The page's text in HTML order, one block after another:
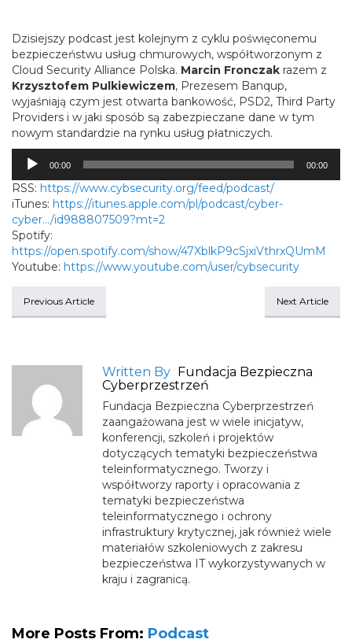
Dzisiejszy podcast jest kolejnym z cyklu poświęconemu
bezpieczeństwu usług chmurowych, współtworzonym z
Cloud Security Alliance Polska. Marcin Fronczak razem z
Krzysztofem Pulkiewiczem, Prezesem Banqup,
wyjaśniają czym jest otwarta bankowość, PSD2, Third Party
Providers i w jaki sposób są zabezpieczane dane w tym
nowym standardzie na rynku usług płatniczych.
Odtwarzacz
plików
dźwiękowych
00:00 00:00
RSS: https://www.cybsecurity.org/feed/podcast/
iTunes: https://itunes.apple.com/pl/podcast/cyber-
cyber…/id988807509?mt=2
Spotify:
https://open.spotify.com/show/47XblkP9cSjxiVthrxQUmM
Youtube: https://www.youtube.com/user/cybsecurity
Previous Article Next Article
Written By Fundacja Bezpieczna
Cyberprzestrzeń
Fundacja Bezpieczna Cyberprzestrzeń
zaangażowana jest w wiele inicjatyw,
konferencji, szkoleń i projektów
dotyczących tematyki bezpieczeństwa
teleinformatycznego. Tworzy i
współtworzy raporty i opracowania z
tematyki bezpieczeństwa
teleinformatycznego i ochrony
infrastruktury krytycznej, jak również wiele
materiałów szkoleniowych z zakresu
bezpieczeństwa IT wykorzystywanych w
kraju i zagranicą.
More Posts From: Podcast